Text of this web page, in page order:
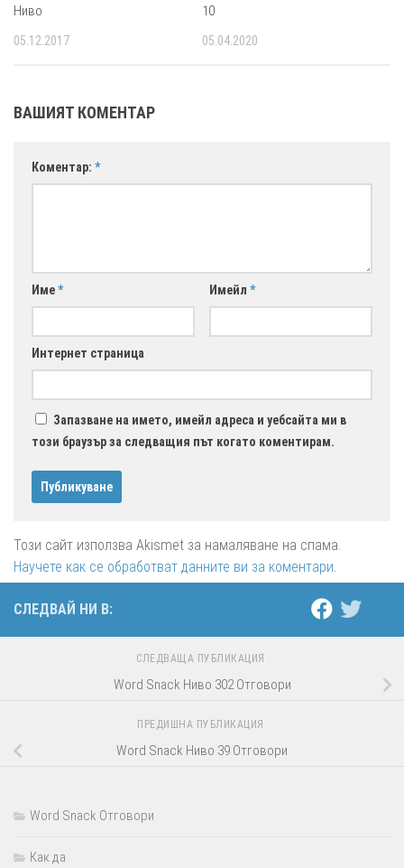
Ниво
05.12.2017
10
05.04.2020
ВАШИЯТ КОМЕНТАР
Коментар: *
Име* Имейл *
Интернет страница
Запазване на името, имейл адреса и уебсайта ми в
този браузър за следващия път когато коментирам.
Този сайт използва Akismet за намаляване на спама.
Научете как се обработват данните ви за коментари.
СЛЕДВАЙ НИ В:
СЛЕДВАЩА ПУБЛИКАЦИЯ
Word Snack Ниво 302 Отговори
ПРЕДИШНА ПУБЛИКАЦИЯ
Word Snack Ниво 39 Отговори
Word Snack Отговори
Как да